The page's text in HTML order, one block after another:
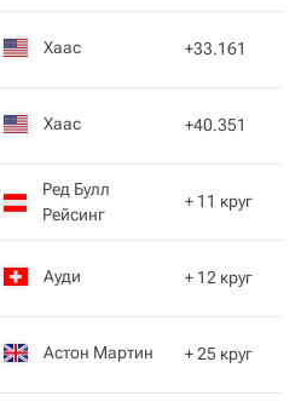
Хаас +33.161
Хаас +40.351
Ред Булл
Рейсинг
+ 11 круг
Ауди + 12 круг
Астон Мартин + 25 круг